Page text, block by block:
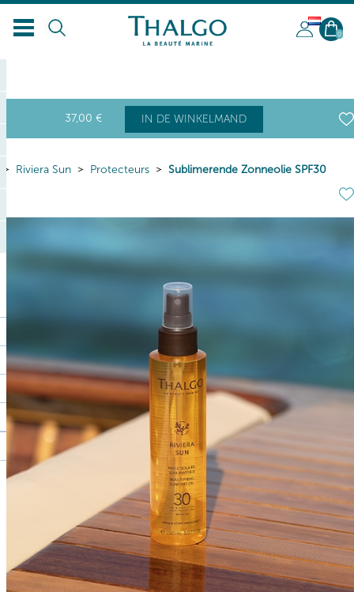
NL
0
37,00 € IN DE WINKELMAND
Riviera Sun Protecteurs Sublimerende Zonneolie SPF30